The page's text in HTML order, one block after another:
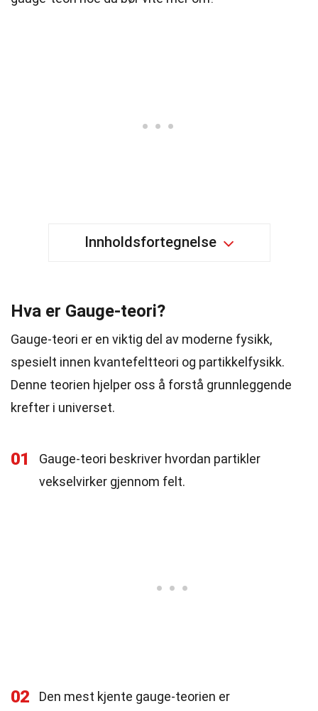
Innholdsfortegnelse
Hva er Gauge-teori?
Gauge-teori er en viktig del av moderne fysikk,
spesielt innen kvantefeltteori og partikkelfysikk.
Denne teorien hjelper oss å forstå grunnleggende
krefter i universet.
01
Gauge-teori beskriver hvordan partikler
vekselvirker gjennom felt.
02
Den mest kjente gauge-teorien er